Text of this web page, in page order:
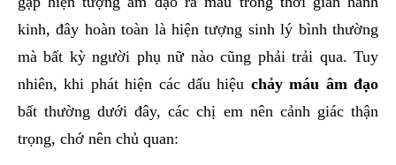
kinh, đây hoàn toàn là hiện tượng sinh lý bình thường
mà bất kỳ người phụ nữ nào cũng phải trải qua. Tuy
nhiên, khi phát hiện các dấu hiệu chảy máu âm đạo
bất thường dưới đây, các chị em nên cảnh giác thận
trọng, chớ nên chủ quan: